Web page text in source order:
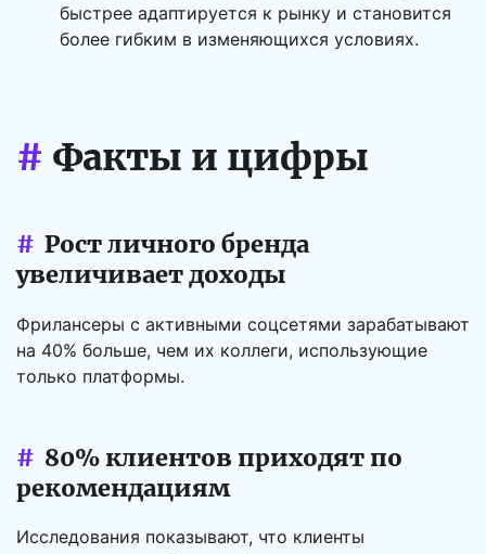
быстрее адаптируется к рынку и становится
более гибким в изменяющихся условиях.
# Факты и цифры
# Рост личного бренда
увеличивает доходы
Фрилансеры с активными соцсетями зарабатывают
на 40% больше, чем их коллеги, использующие
только платформы.
# 80% клиентов приходят по
рекомендациям
Исследования показывают, что клиенты